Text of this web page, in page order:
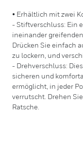
• Erhältlich mit zwei
- Stiftverschluss: Ein
ineinander
Drücken Sie einfach
zu lockern, und
- Drehverschluss:
sicheren und
ermöglicht, in jeder
verrutscht. Drehen
Ratsche.